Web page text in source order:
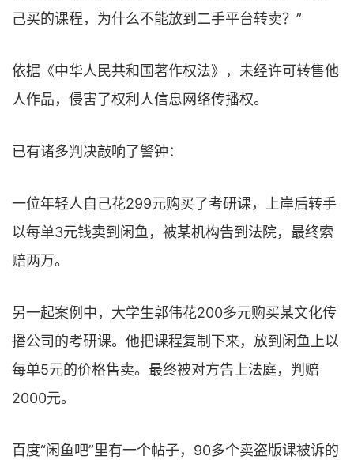
己买的课程，为什么不能放到二手平台转卖？”
依据《中华人民共和国著作权法》，未经许可转售他
人作品，侵害了权利人信息网络传播权。
已有诸多判决敲响了警钟：
一位年轻人自己花299元购买了考研课，上岸后转手
以每单3元钱卖到闲鱼，被某机构告到法院，最终索
赔两万。
另一起案例中，大学生郭伟花200多元购买某文化传
播公司的考研课。他把课程复制下来，放到闲鱼上以
每单5元的价格售卖。最终被对方告上法庭，判赔
2000元。
百度“闲鱼吧”里有一个帖子，90多个卖盗版课被诉的